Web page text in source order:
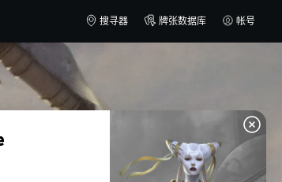
搜寻器 牌张数据库 帐号